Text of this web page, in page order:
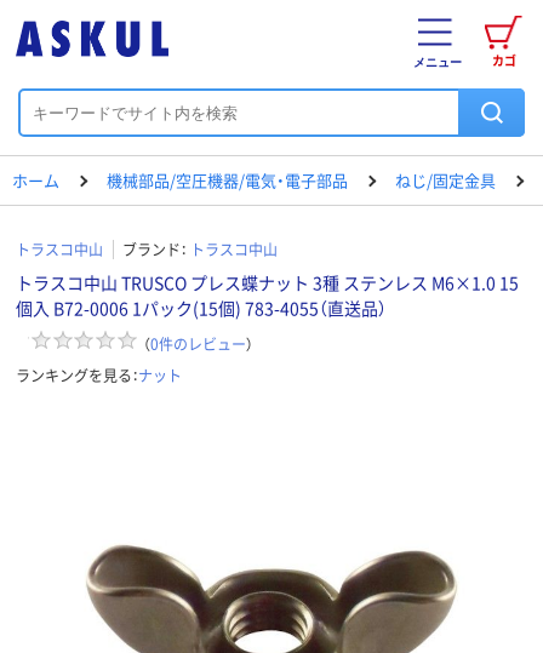
カゴ
メニュー
ホーム 機械部品/空圧機器/電気・電子部品 ねじ/固定金具
トラスコ中山 ブランド： トラスコ中山
トラスコ中山 TRUSCO プレス蝶ナット 3種 ステンレス M6×1.0 15
個入 B72-0006 1パック(15個) 783-4055（直送品）
（0件のレビュー）
ランキングを見る：ナット